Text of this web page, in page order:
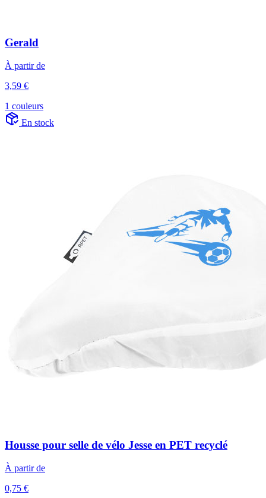
Gerald
À partir de
3,59 €
1 couleurs
En stock
Housse pour selle de vélo Jesse en PET recyclé
À partir de
0,75 €